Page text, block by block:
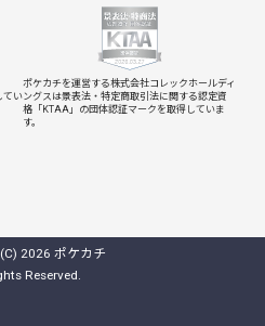
てい
ポケカチを運営する株式会社コレックホールディ
ングスは景表法・特定商取引法に関する認定資
格「KTAA」の団体認証マークを取得していま
す。
2026 ポケカチ
Reserved.